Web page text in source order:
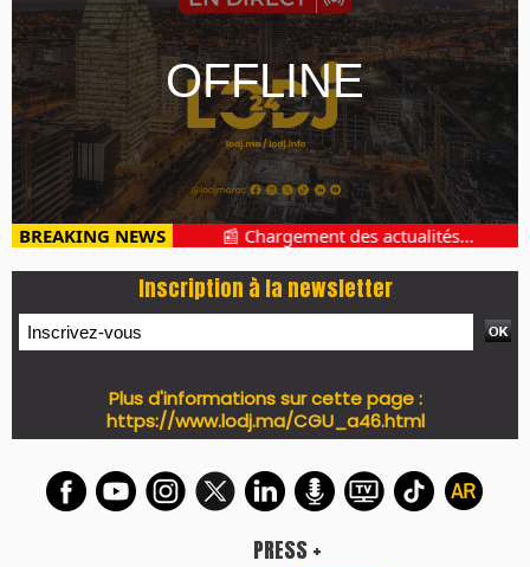
BREAKING NEWS 📰 Chargement des actualités...
Inscription à la newsletter
Plus d'informations sur cette page :
https://www.lodj.ma/CGU_a46.html
PRESS +